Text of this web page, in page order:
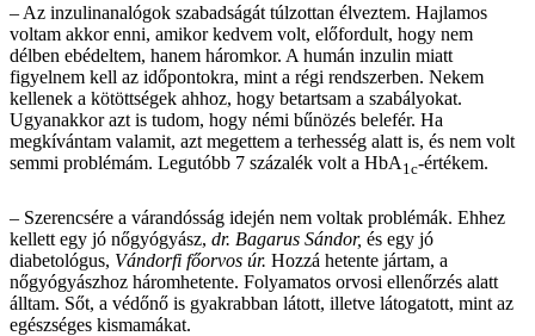
– Az inzulinanalógok szabadságát túlzottan élveztem. Hajlamos
voltam akkor enni, amikor kedvem volt, előfordult, hogy nem
délben ebédeltem, hanem háromkor. A humán inzulin miatt
figyelnem kell az időpontokra, mint a régi rendszerben. Nekem
kellenek a kötöttségek ahhoz, hogy betartsam a szabályokat.
Ugyanakkor azt is tudom, hogy némi bűnözés belefér. Ha
megkívántam valamit, azt megettem a terhesség alatt is, és nem volt
semmi problémám. Legutóbb 7 százalék volt a HbA 1c-értékem.
– Szerencsére a várandósság idején nem voltak problémák. Ehhez
kellett egy jó nőgyógyász, dr. Bagarus Sándor, és egy jó
diabetológus, Vándorfi főorvos úr. Hozzá hetente jártam, a
nőgyógyászhoz háromhetente. Folyamatos orvosi ellenőrzés alatt
álltam. Sőt, a védőnő is gyakrabban látott, illetve látogatott, mint az
egészséges kismamákat.